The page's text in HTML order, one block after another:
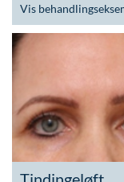
Vis